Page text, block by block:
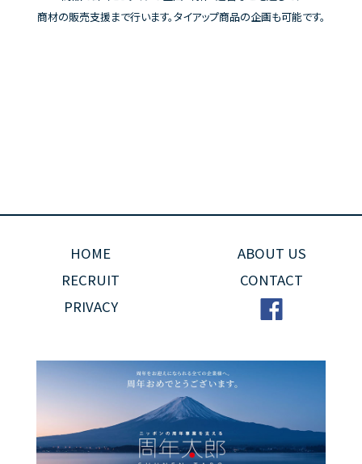
商材の販売支援まで行います。タイアップ商品の企画も可能です。
HOME
ABOUT US
RECRUIT
CONTACT
PRIVACY